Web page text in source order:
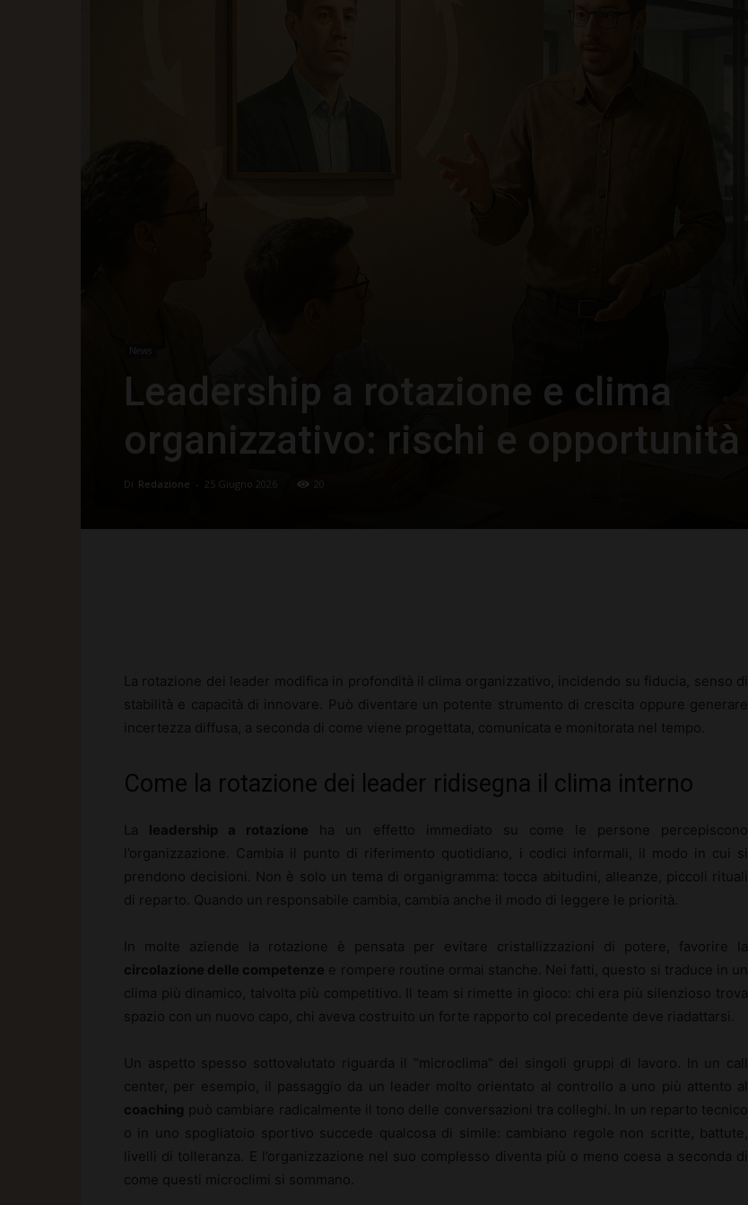
Diritto
News
Leadership a rotazione e clima
organizzativo: rischi e opportunità
Di Redazione 25 Giugno 2026 20
La rotazione dei leader modifica in profondità il clima organizzativo, incidendo su fiducia, senso di
stabilità e capacità di innovare. Può diventare un potente strumento di crescita oppure generare
incertezza diffusa, a seconda di come viene progettata, comunicata e monitorata nel tempo.
Come la rotazione dei leader ridisegna il clima interno
La leadership a rotazione ha un effetto immediato su come le persone percepiscono
l’organizzazione. Cambia il punto di riferimento quotidiano, i codici informali, il modo in cui si
prendono decisioni. Non è solo un tema di organigramma: tocca abitudini, alleanze, piccoli rituali
di reparto. Quando un responsabile cambia, cambia anche il modo di leggere le priorità.
In molte aziende la rotazione è pensata per evitare cristallizzazioni di potere, favorire la
circolazione delle competenze e rompere routine ormai stanche. Nei fatti, questo si traduce in un
clima più dinamico, talvolta più competitivo. Il team si rimette in gioco: chi era più silenzioso trova
spazio con un nuovo capo, chi aveva costruito un forte rapporto col precedente deve riadattarsi.
Un aspetto spesso sottovalutato riguarda il “microclima” dei singoli gruppi di lavoro. In un call
center, per esempio, il passaggio da un leader molto orientato al controllo a uno più attento al
coaching può cambiare radicalmente il tono delle conversazioni tra colleghi. In un reparto tecnico
o in uno spogliatoio sportivo succede qualcosa di simile: cambiano regole non scritte, battute,
livelli di tolleranza. E l’organizzazione nel suo complesso diventa più o meno coesa a seconda di
come questi microclimi si sommano.